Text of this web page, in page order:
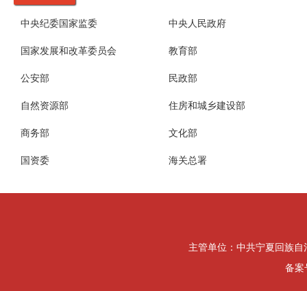
中央纪委国家监委 中央人民政府
国家发展和改革委员会 教育部
公安部 民政部
自然资源部 住房和城乡建设部
商务部 文化部
国资委 海关总署
主管单位：中共宁夏回族自
备案